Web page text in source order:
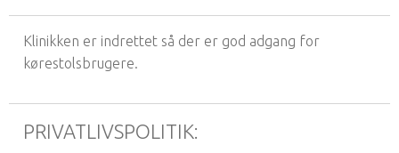
Klinikken er indrettet så der er god adgang for
kørestolsbrugere.
PRIVATLIVSPOLITIK: